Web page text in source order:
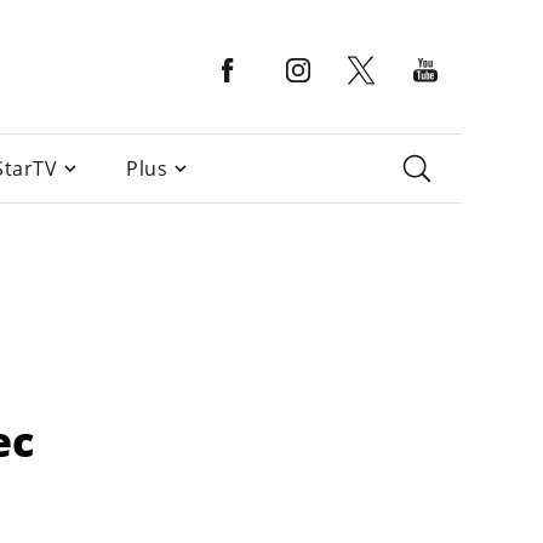
Plus